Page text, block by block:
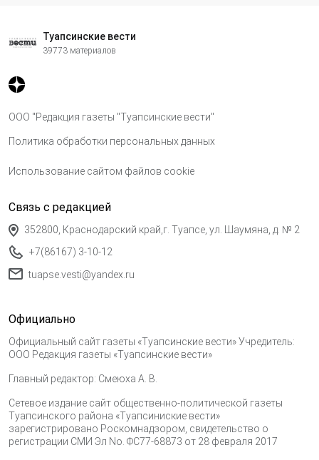
Туапсинские вести
39773 материалов
ООО "Редакция газеты "Туапсинские вести"
Политика обработки персональных данных
Использование сайтом файлов cookie
Связь с редакцией
352800, Краснодарский край,г. Туапсе, ул. Шаумяна, д. № 2
+7(86167) 3-10-12
tuapse.vesti@yandex.ru
Официально
Официальный сайт газеты «Туапсинские вести» Учредитель:
ООО Редакция газеты «Туапсинские вести»
Главный редактор: Смеюха А. В.
Сетевое издание сайт общественно-политической газеты
Туапсинского района «Туапсиниские вести»
зарегистрировано Роскомнадзором, свидетельство о
регистрации СМИ Эл No. ФС77-68873 от 28 февраля 2017